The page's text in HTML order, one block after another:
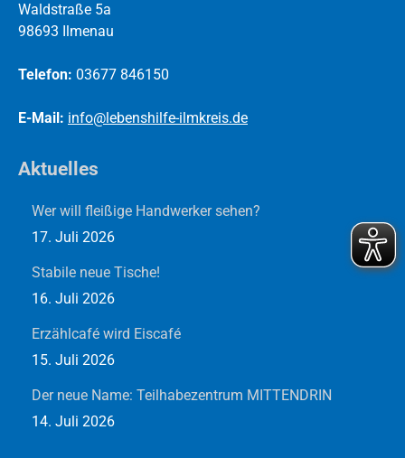
Waldstraße 5a
98693 Ilmenau
Telefon: 03677 846150
E-Mail: info@lebenshilfe-ilmkreis.de
Aktuelles
Wer will fleißige Handwerker sehen?
17. Juli 2026
Stabile neue Tische!
16. Juli 2026
Erzählcafé wird Eiscafé
15. Juli 2026
Der neue Name: Teilhabezentrum MITTENDRIN
14. Juli 2026